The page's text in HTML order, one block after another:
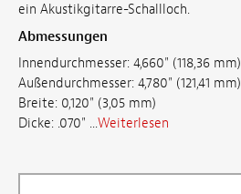
ein Akustikgitarre-Schallloch.
Abmessungen
Innendurchmesser: 4,660" (118,36 mm)
Außendurchmesser: 4,780" (121,41 mm)
Breite: 0,120" (3,05 mm)
Dicke: .070" ...Weiterlesen